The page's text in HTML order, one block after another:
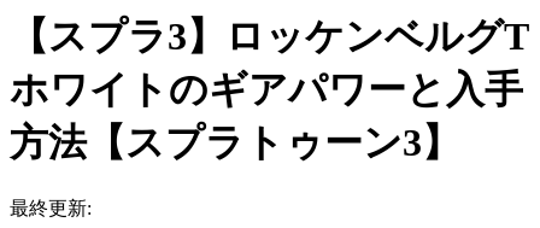
【スプラ3】ロッケンベルグT
ホワイトのギアパワーと入手
方法【スプラトゥーン3】
最終更新: